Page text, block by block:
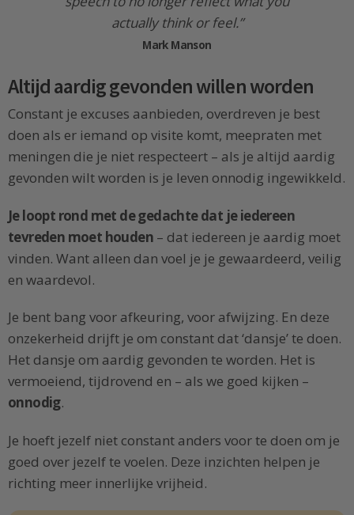
actually think or feel.”
Mark Manson
Altijd aardig gevonden willen worden
Constant je excuses aanbieden, overdreven je best
doen als er iemand op visite komt, meepraten met
meningen die je niet respecteert – als je altijd aardig
gevonden wilt worden is je leven onnodig ingewikkeld.
Je loopt rond met de gedachte dat je iedereen
tevreden moet houden – dat iedereen je aardig moet
vinden. Want alleen dan voel je je gewaardeerd, veilig
en waardevol.
Je bent bang voor afkeuring, voor afwijzing. En deze
onzekerheid drijft je om constant dat ‘dansje’ te doen.
Het dansje om aardig gevonden te worden. Het is
vermoeiend, tijdrovend en – als we goed kijken –
onnodig.
Je hoeft jezelf niet constant anders voor te doen om je
goed over jezelf te voelen. Deze inzichten helpen je
richting meer innerlijke vrijheid.